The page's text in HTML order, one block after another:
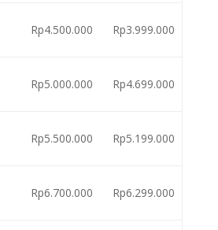
Rp4.500.000 Rp3.999.000
Rp5.000.000 Rp4.699.000
Rp5.500.000 Rp5.199.000
Rp6.700.000 Rp6.299.000